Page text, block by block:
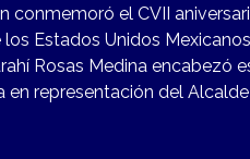
conmemoró el CVII
Estados Unidos
Rosas Medina encabezó
en representación del